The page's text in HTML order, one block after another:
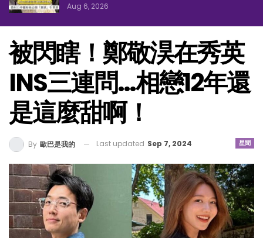
Aug 6, 2026
被閃瞎！鄭敬淏在秀英
INS三連問…相戀12年還
是這麼甜啊！
星聞
By 歐巴是我的 Last updated Sep 7, 2024